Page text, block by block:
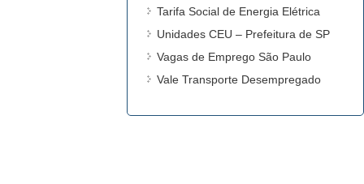
Tarifa Social de Energia Elétrica
Unidades CEU – Prefeitura de SP
Vagas de Emprego São Paulo
Vale Transporte Desempregado